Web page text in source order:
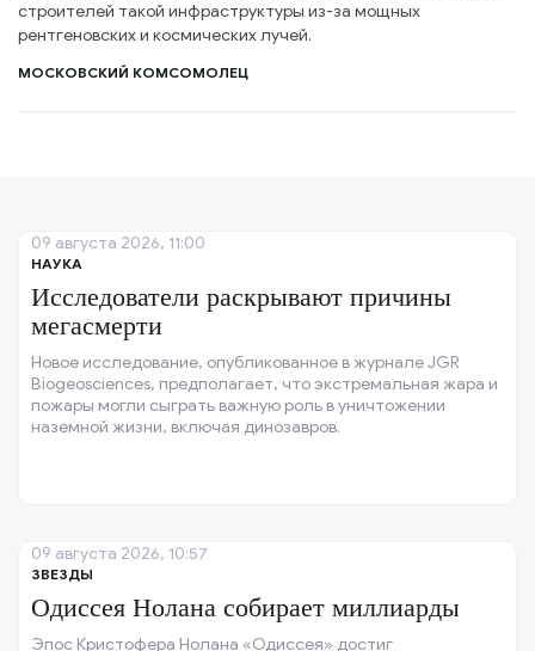
строителей такой инфраструктуры из-за мощных
рентгеновских и космических лучей.
МОСКОВСКИЙ КОМСОМОЛЕЦ
НАУКА
Исследователи раскрывают причины
мегасмерти
Новое исследование, опубликованное в журнале JGR
Biogeosciences, предполагает, что экстремальная жара и
пожары могли сыграть важную роль в уничтожении
наземной жизни, включая динозавров.
09 августа 2026, 11:00
ЗВЕЗДЫ
Одиссея Нолана собирает миллиарды
Эпос Кристофера Нолана «Одиссея» достиг
09 августа 2026, 10:57